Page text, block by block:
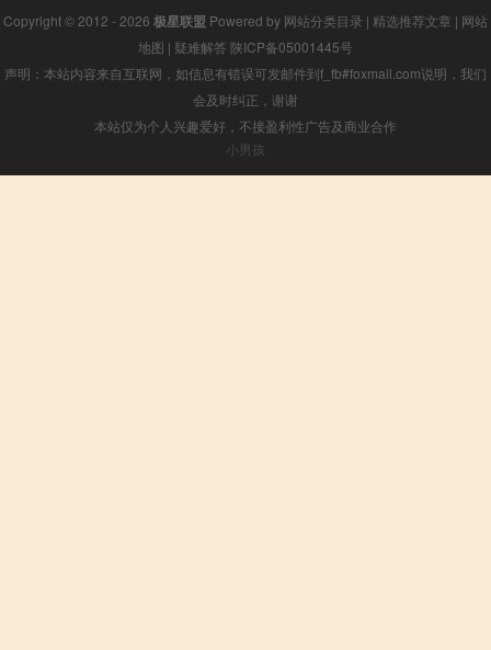
Copyright © 2012 - 2026 极星联盟 Powered by 网站分类目录 | 精选推荐文章 | 网站
地图 | 疑难解答 陕ICP备05001445号
声明：本站内容来自互联网，如信息有错误可发邮件到f_fb#foxmail.com说明，我们
会及时纠正，谢谢
本站仅为个人兴趣爱好，不接盈利性广告及商业合作
小男孩